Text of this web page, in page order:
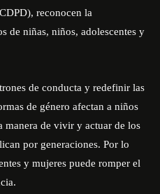
reconocen la
de niñas, niños, adolescentes y
de conducta y redefinir las
de género afectan a niños
de vivir y actuar de los
por generaciones. Por lo
y mujeres puede romper el